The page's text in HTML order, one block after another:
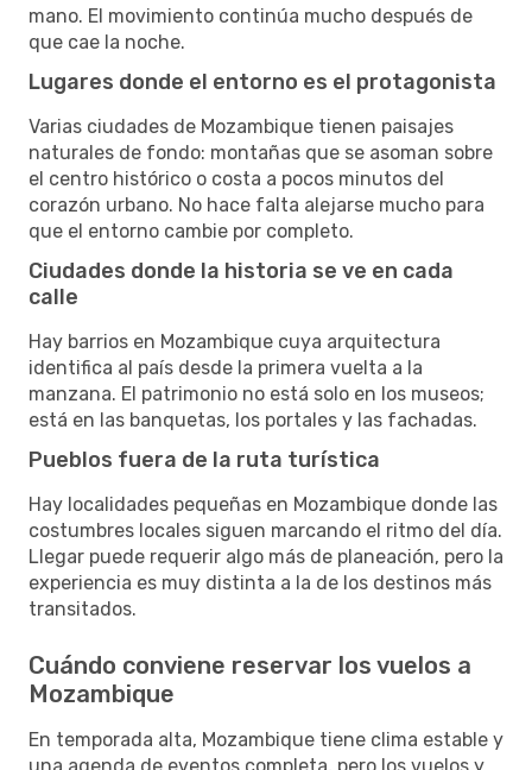
mano. El movimiento continúa mucho después de
que cae la noche.
Lugares donde el entorno es el protagonista
Varias ciudades de Mozambique tienen paisajes
naturales de fondo: montañas que se asoman sobre
el centro histórico o costa a pocos minutos del
corazón urbano. No hace falta alejarse mucho para
que el entorno cambie por completo.
Ciudades donde la historia se ve en cada
calle
Hay barrios en Mozambique cuya arquitectura
identifica al país desde la primera vuelta a la
manzana. El patrimonio no está solo en los museos;
está en las banquetas, los portales y las fachadas.
Pueblos fuera de la ruta turística
Hay localidades pequeñas en Mozambique donde las
costumbres locales siguen marcando el ritmo del día.
Llegar puede requerir algo más de planeación, pero la
experiencia es muy distinta a la de los destinos más
transitados.
Cuándo conviene reservar los vuelos a
Mozambique
En temporada alta, Mozambique tiene clima estable y